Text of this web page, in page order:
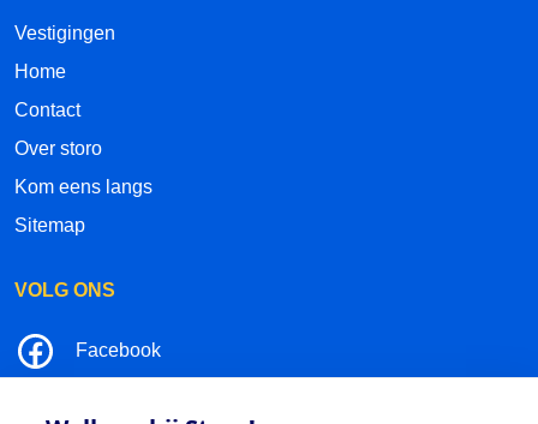
Vestigingen
Home
Contact
Over storo
Kom eens langs
Sitemap
VOLG ONS
Facebook